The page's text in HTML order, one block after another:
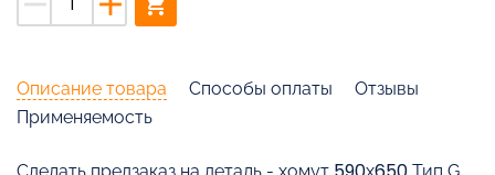
Описание товара Способы оплаты
Отзывы
Применяемость